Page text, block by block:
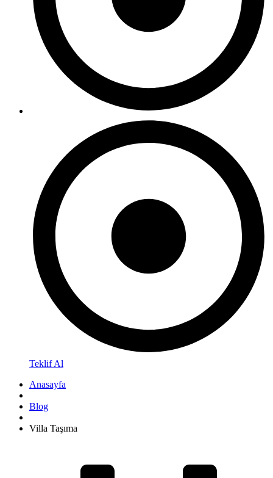
Teklif Al
Anasayfa
Blog
Villa Taşıma